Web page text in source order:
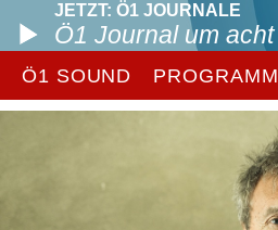
JETZT: Ö1 JOURNALE
Ö1 Journal um acht
Ö1 SOUND PROGRAMM